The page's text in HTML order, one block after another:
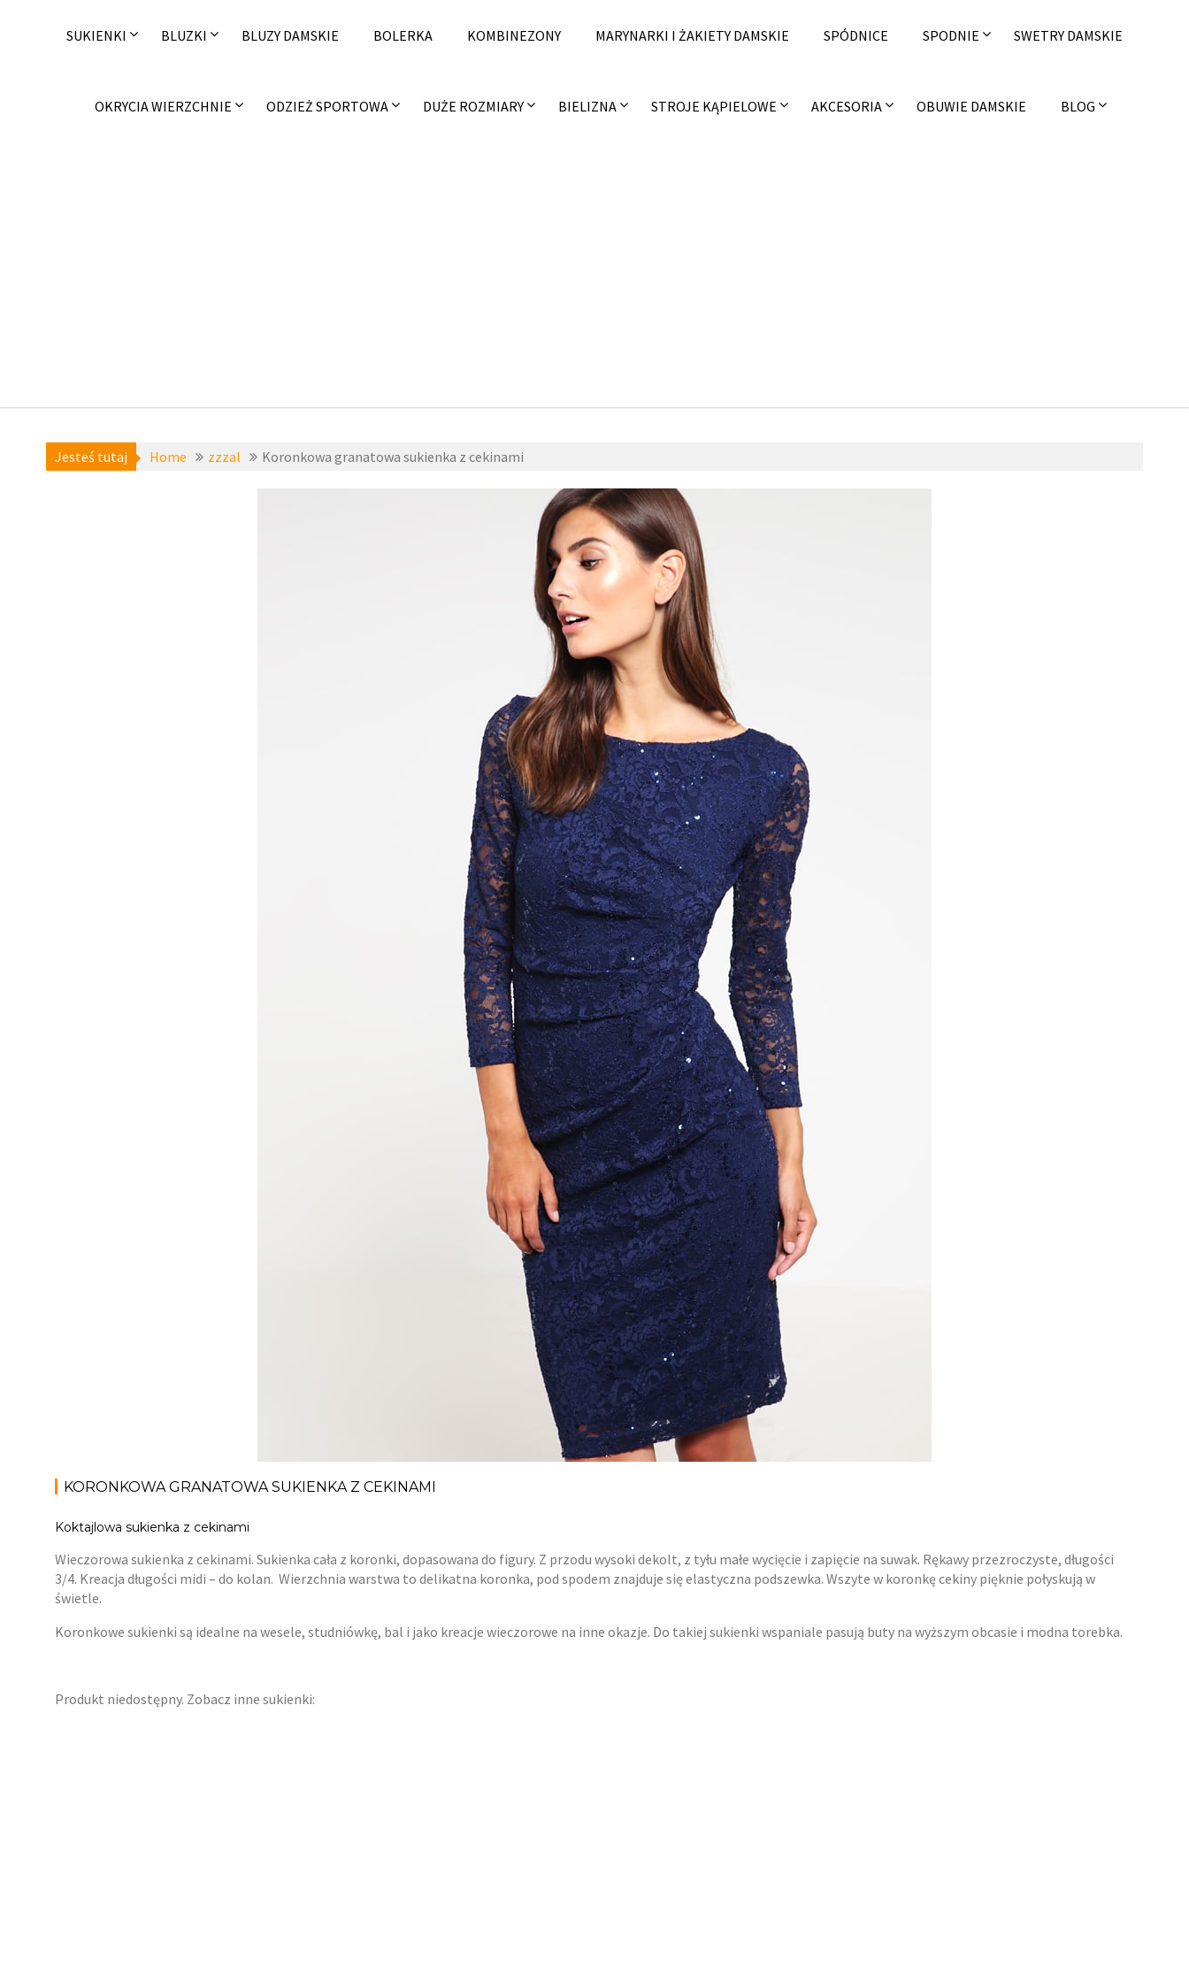
SUKIENKI BLUZKI BLUZY DAMSKIE BOLERKA KOMBINEZONY MARYNARKI I ŻAKIETY DAMSKIE SPÓDNICE SPODNIE SWETRY DAMSKIE
OKRYCIA WIERZCHNIE ODZIEŻ SPORTOWA DUŻE ROZMIARY BIELIZNA STROJE KĄPIELOWE AKCESORIA OBUWIE DAMSKIE BLOG
Jesteś tutaj Home zzzal Koronkowa granatowa sukienka z cekinami
KORONKOWA GRANATOWA SUKIENKA Z CEKINAMI
Koktajlowa sukienka z cekinami
Wieczorowa sukienka z cekinami. Sukienka cała z koronki, dopasowana do figury. Z przodu wysoki dekolt, z tyłu małe wycięcie i zapięcie na suwak. Rękawy przezroczyste, długości
3/4. Kreacja długości midi – do kolan. Wierzchnia warstwa to delikatna koronka, pod spodem znajduje się elastyczna podszewka. Wszyte w koronkę cekiny pięknie połyskują w
świetle.
Koronkowe sukienki są idealne na wesele, studniówkę, bal i jako kreacje wieczorowe na inne okazje. Do takiej sukienki wspaniale pasują buty na wyższym obcasie i modna torebka.
Produkt niedostępny. Zobacz inne sukienki: